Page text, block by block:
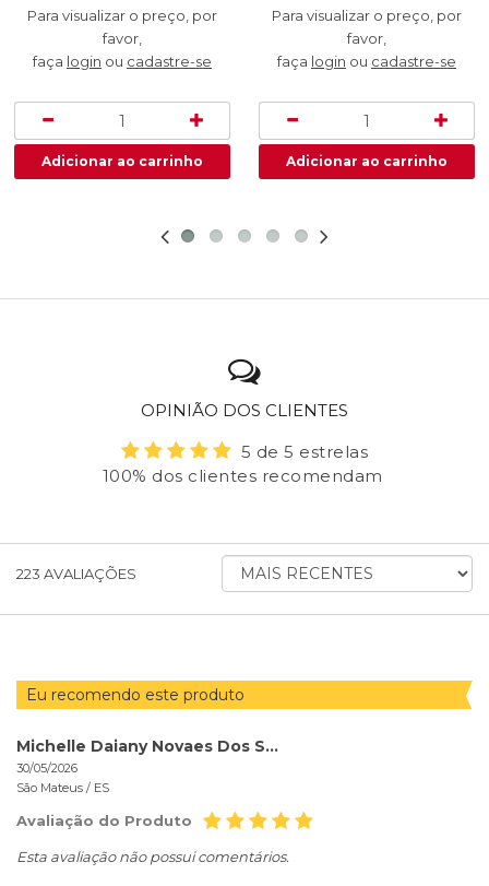
Para visualizar o preço, por
favor,
faça login ou cadastre-se
Para visualizar o preço, por
favor,
faça login ou cadastre-se
OPINIÃO DOS CLIENTES
5 de 5 estrelas
100% dos clientes recomendam
223 AVALIAÇÕES
ORDENAR
AVALIAÇÕES
Eu recomendo este produto
Michelle Daiany Novaes Dos Santos
30/05/2026
São Mateus / ES
Avaliação do Produto
Esta avaliação não possui comentários.